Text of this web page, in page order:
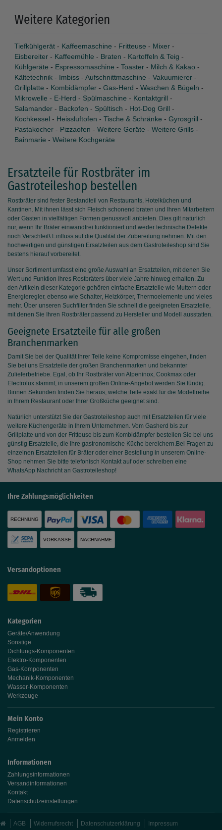
Weitere Kategorien
Tiefkühlgerät - Kaffeemaschine - Fritteuse - Mixer -
Eisbereiter - Kaffeemühle - Braten - Kartoffeln & Teig -
Kühlgeräte - Espressomaschine - Toaster - Milch & Kakao -
Kältetechnik - Imbiss - Aufschnittmaschine - Vakuumierer -
Grillplatte - Kombidämpfer - Gas-Herd - Waschen & Bügeln -
Mikrowelle - E-Herd - Spülmaschine - Kontaktgrill -
Salamander - Backofen - Spültisch - Hot-Dog Grill -
Kochkessel - Heissluftofen - Tische & Schränke - Gyrosgrill -
Pastakocher - Pizzaofen - Weitere Geräte - Weitere Grills -
Bainmarie - Weitere Kochgeräte
Ersatzteile für Rostbräter im
Gastroteileshop bestellen
Rostbräter sind fester Bestandteil von Restaurants, Hotelküchen und
Kantinen. Mit ihnen lässt sich Fleisch schonend braten und Ihren Mitarbeitern
oder Gästen in vielfältigen Formen genussvoll anbieten. Dies gilt natürlich
nur, wenn Ihr Bräter einwandfrei funktioniert und weder technische Defekte
noch Verschleiß Einfluss auf die Qualität der Zubereitung nehmen. Mit den
hochwertigen und günstigen Ersatzteilen aus dem Gastroteileshop sind Sie
bestens hierauf vorbereitet.
Unser Sortiment umfasst eine große Auswahl an Ersatzteilen, mit denen Sie
Wert und Funktion Ihres Rostbräters über viele Jahre hinweg erhalten. Zu
den Artikeln dieser Kategorie gehören einfache Ersatzteile wie Muttern oder
Energieregler, ebenso wie Schalter, Heizkörper, Thermoelemente und vieles
mehr. Über unseren Suchfilter finden Sie schnell die geeigneten Ersatzteile,
mit denen Sie Ihren Rostbräter passend zu Hersteller und Modell ausstatten.
Geeignete Ersatzteile für alle großen
Branchenmarken
Damit Sie bei der Qualität Ihrer Teile keine Kompromisse eingehen, finden
Sie bei uns Ersatzteile der großen Branchenmarken und bekannter
Zulieferbetriebe. Egal, ob Ihr Rostbräter von Alpeninox, Cookmax oder
Electrolux stammt, in unserem großen Online-Angebot werden Sie fündig.
Binnen Sekunden finden Sie heraus, welche Teile exakt für die Modellreihe
in Ihrem Restaurant oder Ihrer Großküche geeignet sind.
Natürlich unterstützt Sie der Gastroteileshop auch mit Ersatzteilen für viele
weitere Küchengeräte in Ihrem Unternehmen. Vom Gasherd bis zur
Grillplatte und von der Fritteuse bis zum Kombidämpfer bestellen Sie bei uns
günstig Ersatzteile, die Ihre gastronomische Küche bereichern.Bei Fragen zu
einzelnen Ersatzteilen für Bräter oder einer Bestellung in unserem Online-
Shop nehmen Sie bitte telefonisch Kontakt auf oder schreiben eine
WhatsApp Nachricht an Gastroteileshop!
Kategorien
Geräte/Anwendung
Sonstige
Dichtungs-Komponenten
Elektro-Komponenten
Gas-Komponenten
Mechanik-Komponenten
Wasser-Komponenten
Werkzeuge
Mein Konto
Registrieren
Anmelden
Informationen
Zahlungsinformationen
Versandinformationen
Kontakt
Datenschutzeinstellungen
Ihre Zahlungsmöglichkeiten
RECHNUNG
VORKASSE NACHNAHME
Versandoptionen
AGB Widerrufsrecht Datenschutzerklärung Impressum